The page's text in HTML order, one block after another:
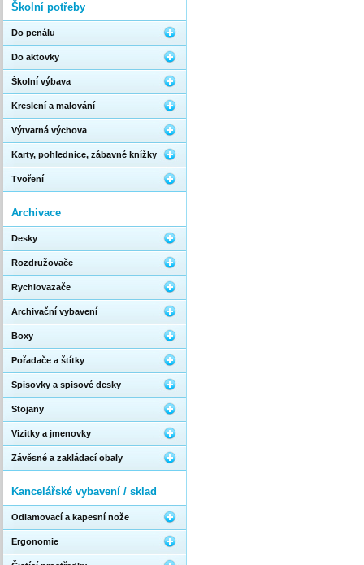
Školní potřeby
Do penálu
Do aktovky
Školní výbava
Kreslení a malování
Výtvarná výchova
Karty, pohlednice, zábavné knížky
Tvoření
Archivace
Desky
Rozdružovače
Rychlovazače
Archivační vybavení
Boxy
Pořadače a štítky
Spisovky a spisové desky
Stojany
Vizitky a jmenovky
Závěsné a zakládací obaly
Kancelářské vybavení / sklad
Odlamovací a kapesní nože
Ergonomie